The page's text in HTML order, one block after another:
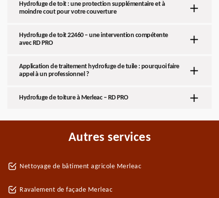
Hydrofuge de toit : une protection supplémentaire et à
moindre cout pour votre couverture
Hydrofuge de toit 22460 – une intervention compétente
avec RD PRO
Application de traitement hydrofuge de tuile : pourquoi faire
appel à un professionnel ?
Hydrofuge de toiture à Merleac – RD PRO
Autres services
Nettoyage de bâtiment agricole Merleac
Ravalement de façade Merleac